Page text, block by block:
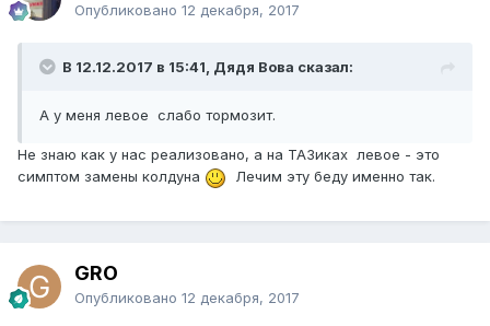
Опубликовано 12 декабря, 2017
В 12.12.2017 в 15:41, Дядя Вова сказал:
А у меня левое слабо тормозит.
Не знаю как у нас реализовано, а на ТАЗиках левое - это
симптом замены колдуна
Лечим эту беду именно так.
GRO
Опубликовано 12 декабря, 2017